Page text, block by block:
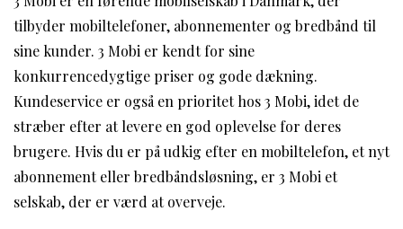
tilbyder mobiltelefoner, abonnementer og bredbånd til
sine kunder. 3 Mobi er kendt for sine
konkurrencedygtige priser og gode dækning.
Kundeservice er også en prioritet hos 3 Mobi, idet de
stræber efter at levere en god oplevelse for deres
brugere. Hvis du er på udkig efter en mobiltelefon, et nyt
abonnement eller bredbåndsløsning, er 3 Mobi et
selskab, der er værd at overveje.